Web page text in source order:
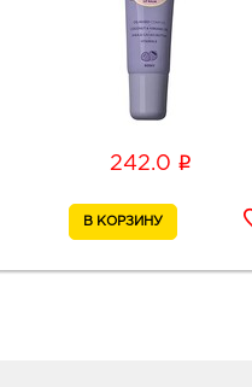
242.0 i